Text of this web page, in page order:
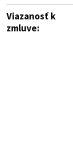
Viazanosť k
zmluve: